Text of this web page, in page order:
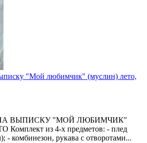
"Мой любимчик" (муслин) лето,
ВЫПИСКУ "МОЙ ЛЮБИМЧИК"
Комплект из 4-х предметов: - плед
- комбинезон, рукава с отворотами...